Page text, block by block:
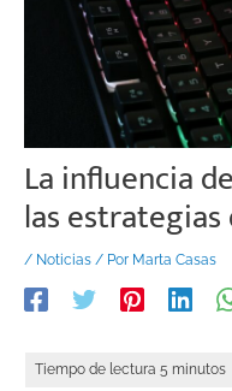
La influencia
las
/ Noticias / Por Marta Casas